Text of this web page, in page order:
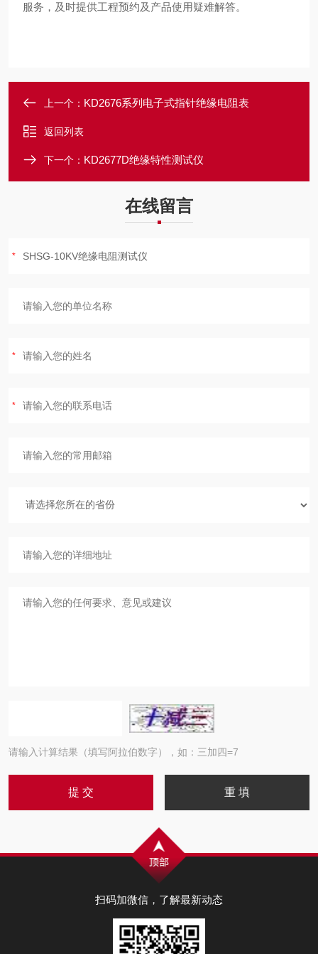
服务，及时提供工程预约及产品使用疑难解答。
上一个： KD2676系列电子式指针绝缘电阻表
返回列表
下一个： KD2677D绝缘特性测试仪
在线留言
请输入计算结果（填写阿拉伯数字），如：三加四=7
扫码加微信，了解最新动态